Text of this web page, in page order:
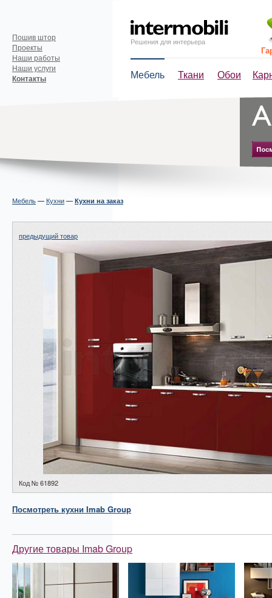
Решения для интерьера
Мебель Ткани Обои
Пошив штор
Проекты
Наши работы
Наши услуги
Контакты
Мебель— Кухни— Кухни на заказ
предыдущий товар
Код № 61892
Посмотреть кухни Imab Group
Другие товары Imab Group